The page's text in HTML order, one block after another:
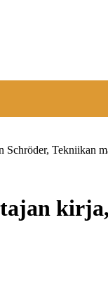
Tekniikan